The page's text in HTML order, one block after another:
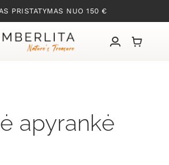
PRISTATYMAS NUO 150 €
kolekcijos
apyrankė